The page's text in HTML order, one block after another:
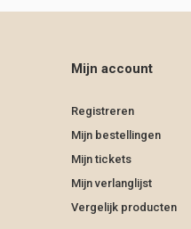
Mijn account
Registreren
Mijn bestellingen
Mijn tickets
Mijn verlanglijst
Vergelijk producten